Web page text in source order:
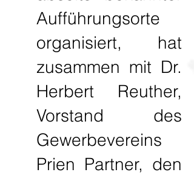
Aufführungsorte
organisiert, hat
zusammen mit Dr.
Herbert Reuther,
Vorstand des
Gewerbevereins
Prien Partner, den